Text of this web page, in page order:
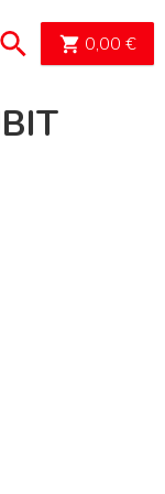
0,00 €